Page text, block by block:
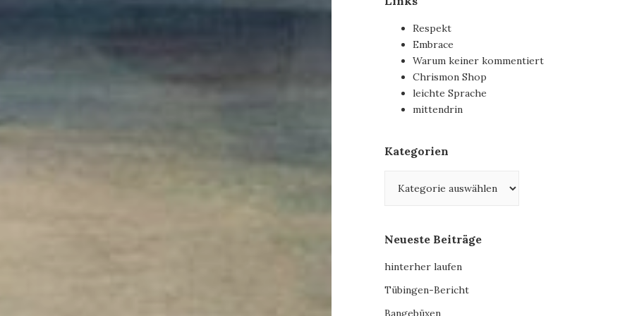
Respekt
Embrace
Warum keiner kommentiert
Chrismon Shop
leichte Sprache
mittendrin
Kategorien
Neueste Beiträge
hinterher laufen
Tübingen-Bericht
Bangebüxen